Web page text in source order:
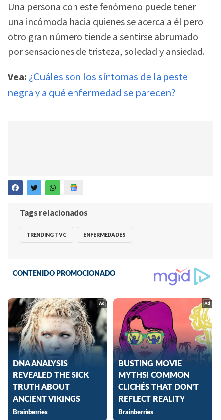
Una persona con este fenómeno puede tener
una incómoda hacia quienes se acerca a él pero
otro gran número tiende a sentirse abrumado
por sensaciones de tristeza, soledad y ansiedad.
Vea: ¿Cuáles son los síntomas de la peste
negra y a qué enfermedad se parecen?
Tags relacionados
TRENDING TVC ENFERMEDADES